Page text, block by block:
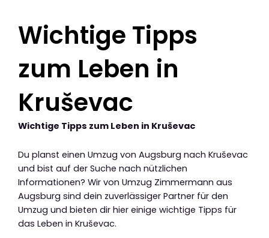
Wichtige Tipps
zum Leben in
Kruševac
Wichtige Tipps zum Leben in Kruševac
Du planst einen Umzug von Augsburg nach Kruševac
und bist auf der Suche nach nützlichen
Informationen? Wir von Umzug Zimmermann aus
Augsburg sind dein zuverlässiger Partner für den
Umzug und bieten dir hier einige wichtige Tipps für
das Leben in Kruševac.